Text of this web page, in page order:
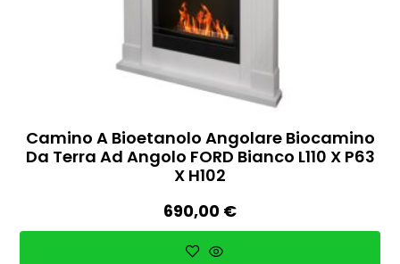
Camino A Bioetanolo Angolare Biocamino
Da Terra Ad Angolo FORD Bianco L110 X P63
X H102
690,00 €